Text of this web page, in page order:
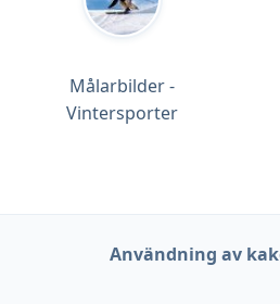
Målarbilder -
Vintersporter
Användning av